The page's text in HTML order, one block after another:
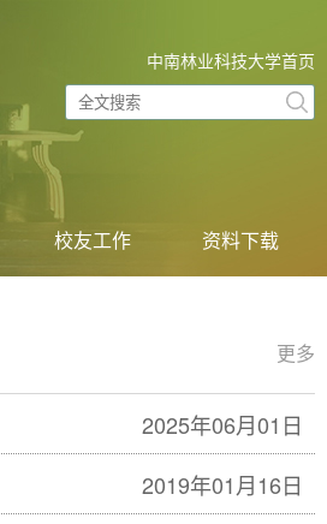
中南林业科技大学首页
校友工作 资料下载
更多
2025年06月01日
2019年01月16日